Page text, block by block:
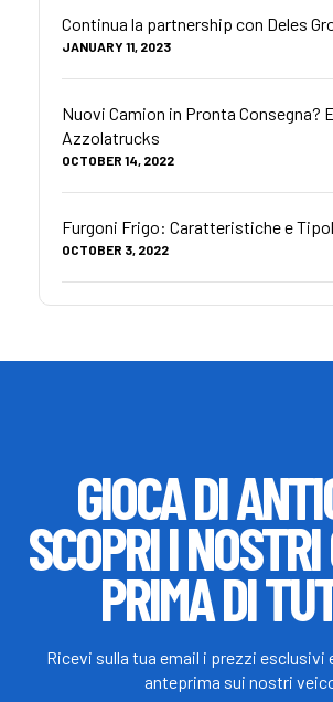
Continua la partnership con Deles
JANUARY 11, 2023
Nuovi Camion in Pronta Consegna?
Azzolatrucks
OCTOBER 14, 2022
Furgoni Frigo: Caratteristiche e
OCTOBER 3, 2022
GIOCA DI
SCOPRI I
PRIMA DI
Ricevi sulla tua email i prezzi esclusivi
anteprima sui nostri